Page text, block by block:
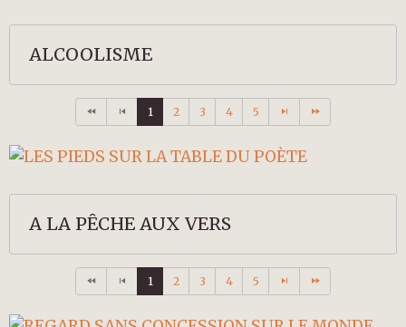
ALCOOLISME
1 2 3 4 5
A LA PÊCHE AUX VERS
1 2 3 4 5